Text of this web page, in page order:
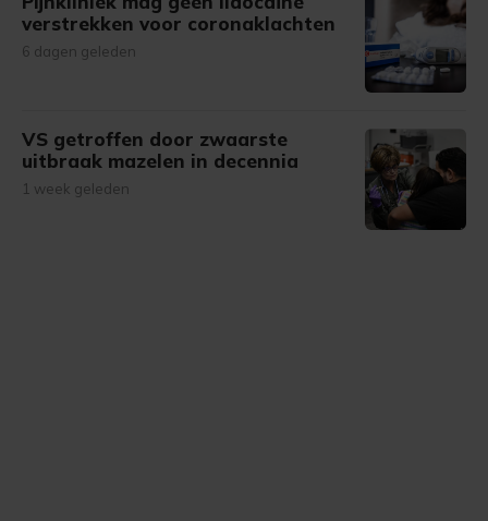
verstrekken voor coronaklachten
6 dagen geleden
VS getroffen door zwaarste
uitbraak mazelen in decennia
1 week geleden